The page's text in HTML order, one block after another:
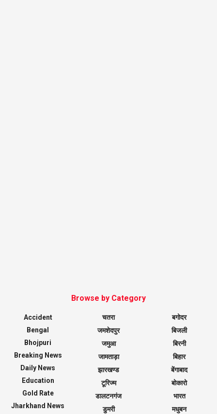
Browse by Category
Accident
Bengal
Bhojpuri
Breaking News
Daily News
Education
Gold Rate
Jharkhand News
चतरा
जमशेदपुर
जमुआ
जामताड़ा
झारखण्ड
टूरिज्म
डालटनगंज
डुमरी
बगोदर
बिजली
बिरनी
बिहार
बेंगाबाद
बोकारो
भारत
मधुबन